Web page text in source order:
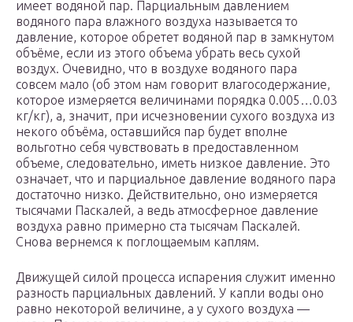
имеет водяной пар. Парциальным давлением
водяного пара влажного воздуха называется то
давление, которое обретет водяной пар в замкнутом
объёме, если из этого объема убрать весь сухой
воздух. Очевидно, что в воздухе водяного пара
совсем мало (об этом нам говорит влагосодержание,
которое измеряется величинами порядка 0.005…0.03
кг/кг), а, значит, при исчезновении сухого воздуха из
некого объёма, оставшийся пар будет вполне
вольготно себя чувствовать в предоставленном
объеме, следовательно, иметь низкое давление. Это
означает, что и парциальное давление водяного пара
достаточно низко. Действительно, оно измеряется
тысячами Паскалей, а ведь атмосферное давление
воздуха равно примерно ста тысячам Паскалей.
Снова вернемся к поглощаемым каплям.
Движущей силой процесса испарения служит именно
разность парциальных давлений. У капли воды оно
равно некоторой величине, а у сухого воздуха —